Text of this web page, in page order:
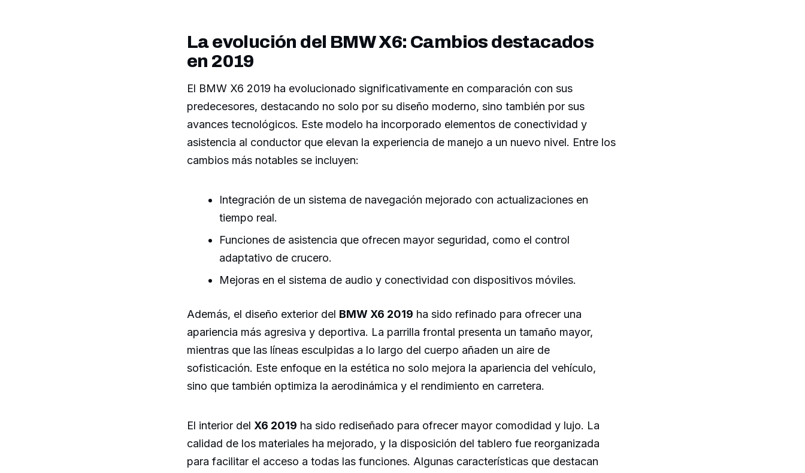
La evolución del BMW X6: Cambios destacados
en 2019
El BMW X6 2019 ha evolucionado significativamente en comparación con sus
predecesores, destacando no solo por su diseño moderno, sino también por sus
avances tecnológicos. Este modelo ha incorporado elementos de conectividad y
asistencia al conductor que elevan la experiencia de manejo a un nuevo nivel. Entre los
cambios más notables se incluyen:
Integración de un sistema de navegación mejorado con actualizaciones en
tiempo real.
Funciones de asistencia que ofrecen mayor seguridad, como el control
adaptativo de crucero.
Mejoras en el sistema de audio y conectividad con dispositivos móviles.
Además, el diseño exterior del BMW X6 2019 ha sido refinado para ofrecer una
apariencia más agresiva y deportiva. La parrilla frontal presenta un tamaño mayor,
mientras que las líneas esculpidas a lo largo del cuerpo añaden un aire de
sofisticación. Este enfoque en la estética no solo mejora la apariencia del vehículo,
sino que también optimiza la aerodinámica y el rendimiento en carretera.
El interior del X6 2019 ha sido rediseñado para ofrecer mayor comodidad y lujo. La
calidad de los materiales ha mejorado, y la disposición del tablero fue reorganizada
para facilitar el acceso a todas las funciones. Algunas características que destacan